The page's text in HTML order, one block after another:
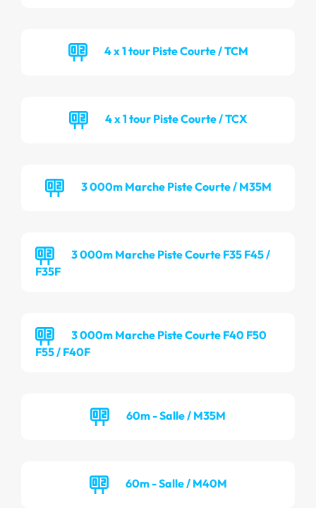
4 x 1 tour Piste Courte / TCM
4 x 1 tour Piste Courte / TCX
3 000m Marche Piste Courte / M35M
3 000m Marche Piste Courte F35 F45 /
F35F
3 000m Marche Piste Courte F40 F50
F55 / F40F
60m - Salle / M35M
60m - Salle / M40M